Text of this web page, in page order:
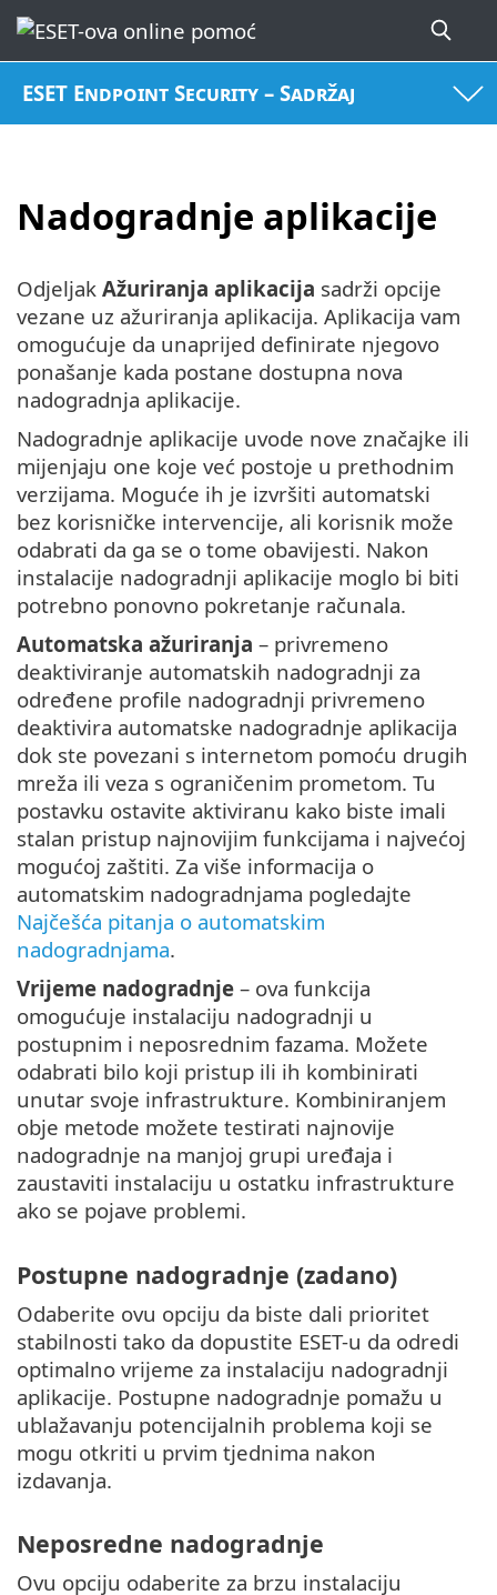
ESET Endpoint Security – Sadržaj
Nadogradnje aplikacije
Odjeljak Ažuriranja aplikacija sadrži opcije
vezane uz ažuriranja aplikacija. Aplikacija vam
omogućuje da unaprijed definirate njegovo
ponašanje kada postane dostupna nova
nadogradnja aplikacije.
Nadogradnje aplikacije uvode nove značajke ili
mijenjaju one koje već postoje u prethodnim
verzijama. Moguće ih je izvršiti automatski
bez korisničke intervencije, ali korisnik može
odabrati da ga se o tome obavijesti. Nakon
instalacije nadogradnji aplikacije moglo bi biti
potrebno ponovno pokretanje računala.
Automatska ažuriranja – privremeno
deaktiviranje automatskih nadogradnji za
određene profile nadogradnji privremeno
deaktivira automatske nadogradnje aplikacija
dok ste povezani s internetom pomoću drugih
mreža ili veza s ograničenim prometom. Tu
postavku ostavite aktiviranu kako biste imali
stalan pristup najnovijim funkcijama i najvećoj
mogućoj zaštiti. Za više informacija o
automatskim nadogradnjama pogledajte
Najčešća pitanja o automatskim
nadogradnjama.
Vrijeme nadogradnje – ova funkcija
omogućuje instalaciju nadogradnji u
postupnim i neposrednim fazama. Možete
odabrati bilo koji pristup ili ih kombinirati
unutar svoje infrastrukture. Kombiniranjem
obje metode možete testirati najnovije
nadogradnje na manjoj grupi uređaja i
zaustaviti instalaciju u ostatku infrastrukture
ako se pojave problemi.
Postupne nadogradnje (zadano)
Odaberite ovu opciju da biste dali prioritet
stabilnosti tako da dopustite ESET-u da odredi
optimalno vrijeme za instalaciju nadogradnji
aplikacije. Postupne nadogradnje pomažu u
ublažavanju potencijalnih problema koji se
mogu otkriti u prvim tjednima nakon
izdavanja.
Neposredne nadogradnje
Ovu opciju odaberite za brzu instalaciju